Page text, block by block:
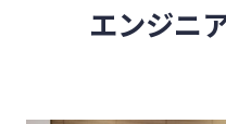
エンジニ